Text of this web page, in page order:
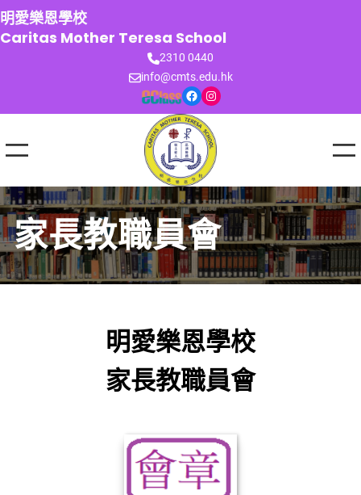
跳
至
主
明愛樂恩學校
Caritas Mother Teresa School
2310 0440
info@cmts.edu.hk
Facebook Instagram
家長教職員會
明愛樂恩學校
家長教職員會